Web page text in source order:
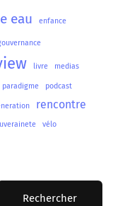
eau enfance
livre medias
paradigme podcast
rencontre
vélo
Rechercher